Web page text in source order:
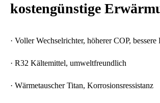
kostengünstige
· Voller Wechselrichter, höherer COP, bessere
· R32 Kältemittel, umweltfreundlich
· Wärmetauscher Titan, Korrosionsressistanz